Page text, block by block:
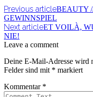
Previous articleBEAUTY
GEWINNSPIEL
Next articleET VOILÀ,
NIE!
Leave a comment
Deine E-Mail-Adresse wird
Felder sind mit * markiert
Kommentar *